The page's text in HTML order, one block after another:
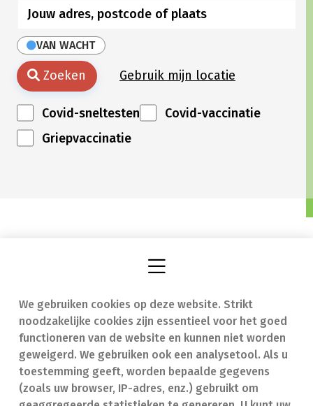
We gebruiken cookies op deze website. Strikt
noodzakelijke cookies zijn essentieel voor het goed
functioneren van de website en kunnen niet worden
geweigerd. We gebruiken ook een analysetool. Als u
toestemming geeft, worden bepaalde gegevens
(zoals uw browser, IP-adres, enz.) gebruikt om
VAN WACHT
Zoeken Gebruik mijn locatie
Covid-sneltesten
Covid-vaccinatie
Griepvaccinatie
Vind een apotheek
Onze expertise
Ziekten
Geneesmiddelen
In geval van nood
Contact
Veelgestelde vragen
(FAQ)